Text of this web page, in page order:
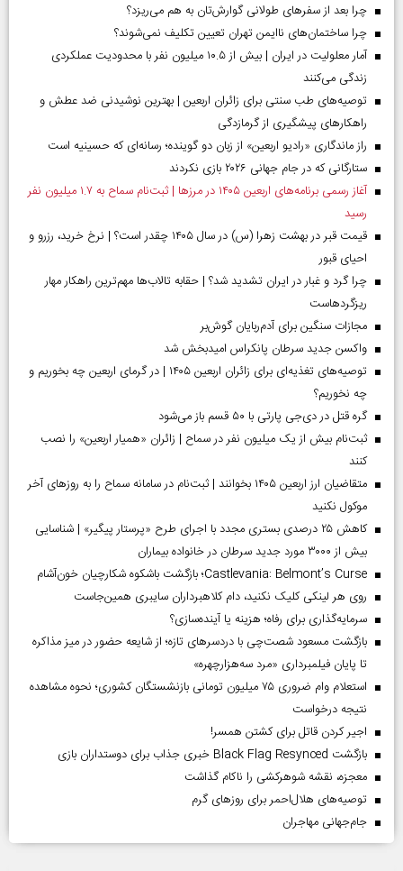
چرا بعد از سفرهای طولانی گوارش‌تان به هم می‌ریزد؟
چرا ساختمان‌های ناایمن تهران تعیین تکلیف نمی‌شوند؟
آمار معلولیت در ایران | بیش از ۱۰.۵ میلیون نفر با محدودیت عملکردی
زندگی می‌کنند
توصیه‌های طب سنتی برای زائران اربعین | بهترین نوشیدنی ضد عطش و
راهکارهای پیشگیری از گرمازدگی
راز ماندگاری «رادیو اربعین» از زبان دو گوینده؛ رسانه‌ای که حسینیه است
ستارگانی که در جام جهانی ۲۰۲۶ بازی نکردند
آغاز رسمی برنامه‌های اربعین ۱۴۰۵ در مرز‌ها | ثبت‌نام سماح به ۱.۷ میلیون نفر
رسید
قیمت قبر در بهشت زهرا (س) در سال ۱۴۰۵ چقدر است؟ | نرخ خرید، رزرو و
احیای قبور
چرا گرد و غبار در ایران تشدید شد؟ | حقابه تالاب‌ها مهم‌ترین راهکار مهار
ریزگردهاست
مجازات سنگین برای آدم‌ربایان گوش‌بر
واکسن جدید سرطان پانکراس امیدبخش شد
توصیه‌های تغذیه‌ای برای زائران اربعین ۱۴۰۵ | در گرمای اربعین چه بخوریم و
چه نخوریم؟
گره قتل در دی‌جی پارتی با ۵۰ قسم باز می‌شود
ثبت‌نام بیش از یک میلیون نفر در سماح | زائران «همیار اربعین» را نصب
کنند
متقاضیان ارز اربعین ۱۴۰۵ بخوانند | ثبت‌نام در سامانه سماح را به روز‌های آخر
موکول نکنید
کاهش ۲۵ درصدی بستری مجدد با اجرای طرح «پرستار پیگیر» | شناسایی
بیش از ۳۰۰۰ مورد جدید سرطان در خانواده بیماران
Castlevania: Belmont’s Curse؛ بازگشت باشکوه شکارچیان خون‌آشام
روی هر لینکی کلیک نکنید، دام کلاهبرداران سایبری همین‌جاست
سرمایه‌گذاری برای رفاه؛ هزینه یا آینده‌سازی؟
بازگشت مسعود شصت‌چی با دردسر‌های تازه؛ از شایعه حضور در میز مذاکره
تا پایان فیلمبرداری «مرد سه‌هزارچهره»
استعلام وام ضروری ۷۵ میلیون تومانی بازنشستگان کشوری؛ نحوه مشاهده
نتیجه درخواست
اجیر کردن قاتل برای کشتن همسر!
بازگشت Black Flag Resynced خبری جذاب برای دوستداران بازی
معجزه، نقشه شوهرکشی را ناکام گذاشت
توصیه‌های هلال‌احمر برای روز‌های گرم
جام‌جهانی مهاجران